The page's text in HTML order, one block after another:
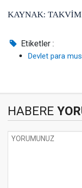
KAYNAK: TAKVİM
Etiketler :
Devlet para
HABERE